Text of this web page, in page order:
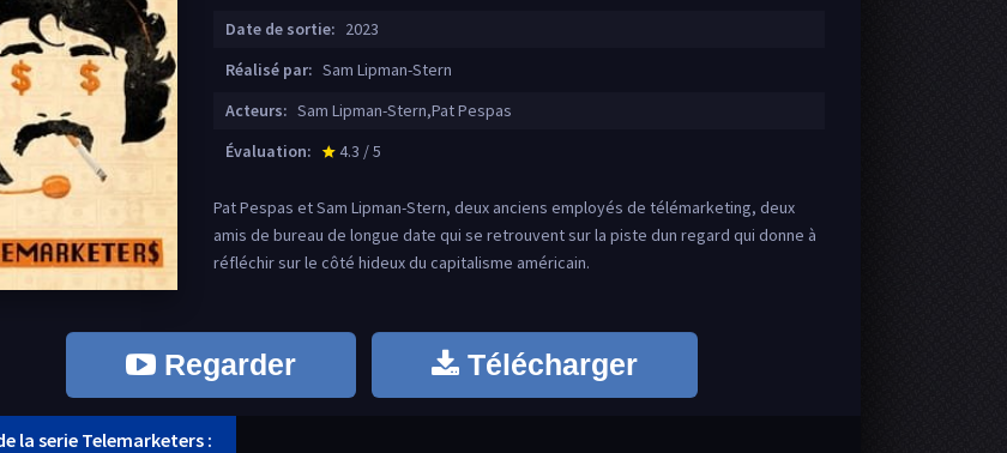
Date de sortie: 2023
Réalisé par: Sam Lipman-Stern
Acteurs: Sam Lipman-Stern,Pat Pespas
Évaluation:
star_rate
4.3 / 5
Pat Pespas et Sam Lipman-Stern, deux anciens employés de télémarketing, deux
amis de bureau de longue date qui se retrouvent sur la piste dun regard qui donne à
réfléchir sur le côté hideux du capitalisme américain.
Regarder Télécharger
la serie Telemarketers :